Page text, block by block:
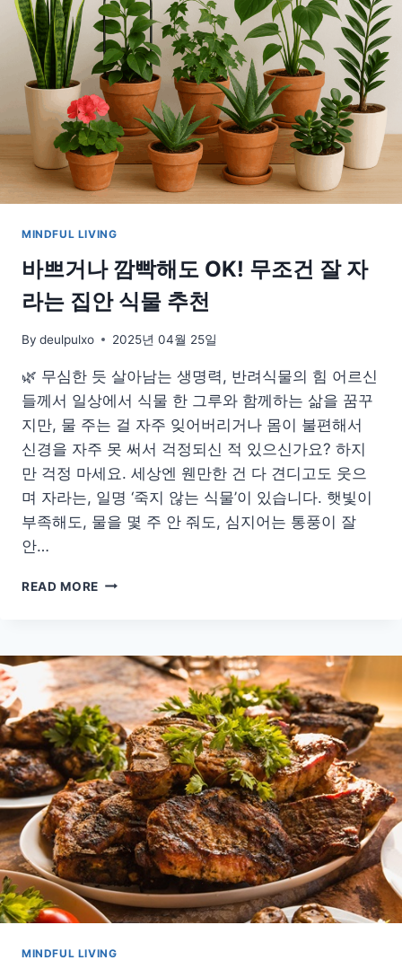
음
을
치
유
하
고
내
면
을
성
찰
는
방
법
MINDFUL LIVING
바쁘거나 깜빡해도 OK! 무조건 잘 자
라는 집안 식물 추천
By deulpulxo 2025년 04월 25일
🌿 무심한 듯 살아남는 생명력, 반려식물의 힘 어르신
들께서 일상에서 식물 한 그루와 함께하는 삶을 꿈꾸
지만, 물 주는 걸 자주 잊어버리거나 몸이 불편해서
신경을 자주 못 써서 걱정되신 적 있으신가요? 하지
만 걱정 마세요. 세상엔 웬만한 건 다 견디고도 웃으
며 자라는, 일명 ‘죽지 않는 식물’이 있습니다. 햇빛이
부족해도, 물을 몇 주 안 줘도, 심지어는 통풍이 잘
안…
READ MORE 바
깜
빡
해
도
OK!
무
조
건
잘
자
라
는
집
안
식
추
MINDFUL LIVING